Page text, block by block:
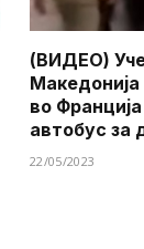
(ВИДЕО)
Македонија
во
автобус за
22/05/2023